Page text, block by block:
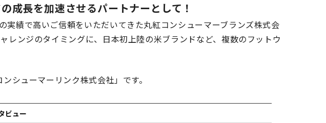
成長を加速させるパートナーとして！
績で高いご信頼をいただいてきた丸紅コンシューマーブランズ株式会
ンジのタイミングに、日本初上陸の米ブランドなど、複数のフットウ
シューマーリンク株式会社」です。
ビュー